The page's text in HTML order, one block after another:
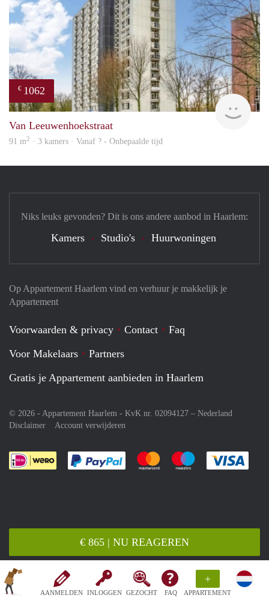
AANMELDEN INLOGGEN GEZOCHT FAQ
+
APPARTEMENT
€ 865 | NU REAGEREN
€ 1062
Van Leeuwenhoekstraat
91 m2 · 3 kamers · Vanaf ? - Onbepaalde tijd
Op Appartement Haarlem vind en verhuur je makkelijk je
Appartement
Voorwaarden & privacy Contact
Faq
Voor Makelaars
Partners
Gratis je Appartement aanbieden in Haarlem
© 2026 - Appartement Haarlem - KvK nr. 02094127 – Nederland
Disclaimer
Account verwijderen
Je rekent gemakkelijk af met Paypal
Je rekent gemakkelijk af met
Je rekent
Niks leuks gevonden? Dit is ons andere aanbod in Haarlem:
Kamers Studio's Huurwoningen